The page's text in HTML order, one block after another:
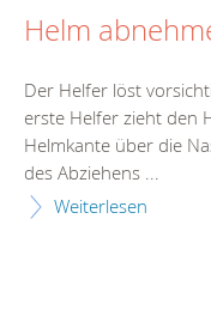
Helm
Der Helfer löst
erste Helfer zieht den
Helmkante über die
des Abziehens ...
Weiterlesen